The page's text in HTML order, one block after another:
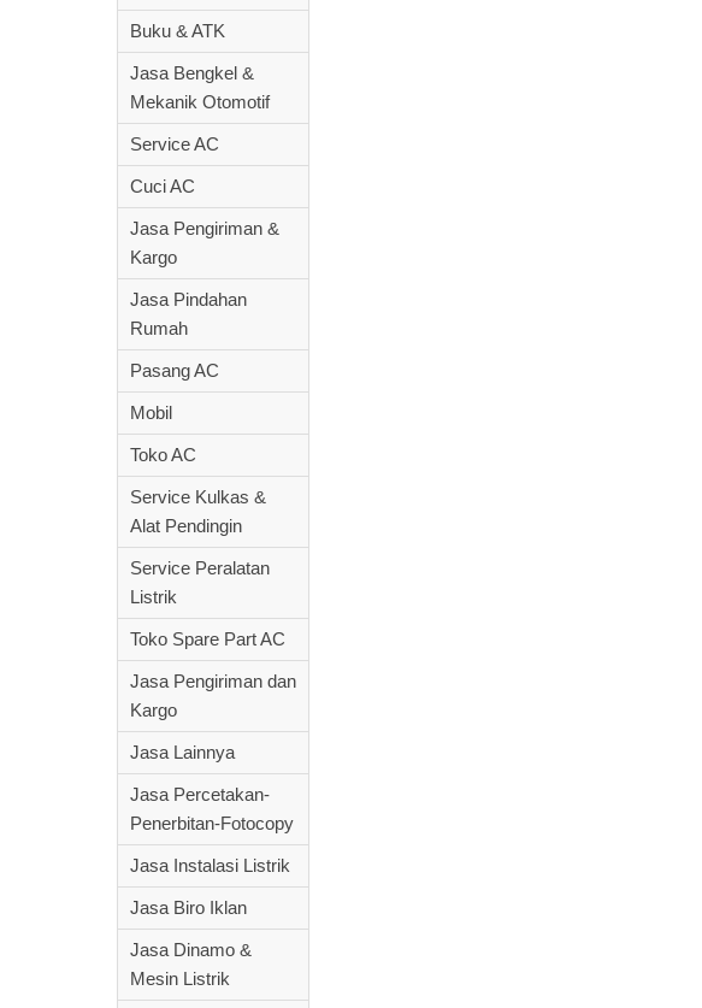
Buku & ATK
Jasa Bengkel &
Mekanik Otomotif
Service AC
Cuci AC
Jasa Pengiriman &
Kargo
Jasa Pindahan
Rumah
Pasang AC
Mobil
Toko AC
Service Kulkas &
Alat Pendingin
Service Peralatan
Listrik
Toko Spare Part AC
Jasa Pengiriman dan
Kargo
Jasa Lainnya
Jasa Percetakan-
Penerbitan-Fotocopy
Jasa Instalasi Listrik
Jasa Biro Iklan
Jasa Dinamo &
Mesin Listrik